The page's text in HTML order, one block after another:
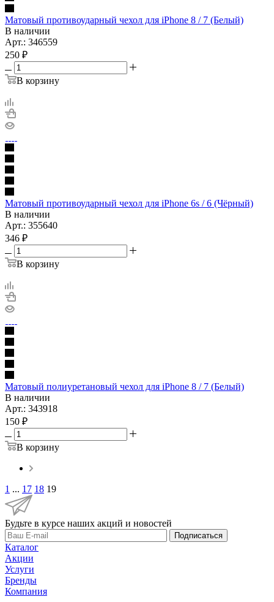
Матовый противоударный чехол для iPhone 8 / 7 (Белый)
В наличии
Арт.: 346559
250 ₽
В корзину
Матовый противоударный чехол для iPhone 6s / 6 (Чёрный)
В наличии
Арт.: 355640
346 ₽
В корзину
Матовый полиуретановый чехол для iPhone 8 / 7 (Белый)
В наличии
Арт.: 343918
150 ₽
В корзину
1 ... 17 18 19
Будьте в курсе наших акций и новостей
Подписаться
Каталог
Акции
Услуги
Бренды
Компания